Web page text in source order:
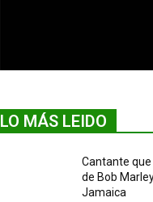
LO MÁS LEIDO
Cantante
de Bob
Jamaica